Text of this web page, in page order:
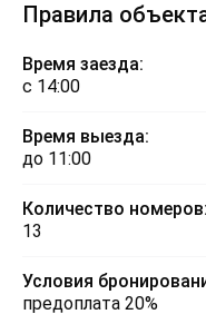
Правила
Время заезда:
с 14:00
Время выезда:
до 11:00
Количество номеров:
13
Условия
предоплата 20%